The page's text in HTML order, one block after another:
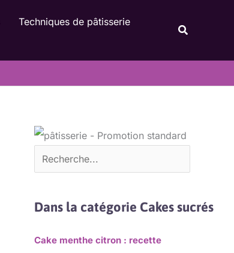
Techniques de pâtisserie
Dans la catégorie Cakes sucrés
Cake menthe citron : recette